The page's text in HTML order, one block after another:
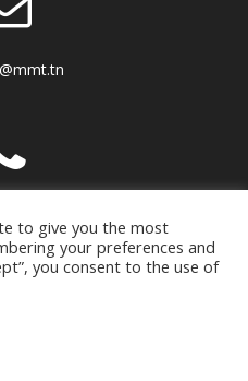
et le thème
to give you the most
your preferences and
you consent to the use of